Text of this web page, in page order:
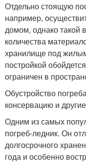
Отдельно стоящую
например,
домом, однако такой
количества
хранилище под
постройкой
ограничен в
Обустройство
консервацию и
Одним из самых
погреб-ледник. Он
долгосрочного
года и особенно